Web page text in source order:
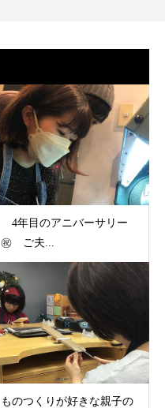
4年目のアニバーサリー
㊗ ご夫...
ものつくりが好きな親子の